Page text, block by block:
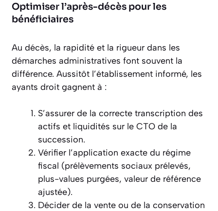
Optimiser l’après-décès pour les
bénéficiaires
Au décès, la rapidité et la rigueur dans les
démarches administratives font souvent la
différence. Aussitôt l’établissement informé, les
ayants droit gagnent à :
S’assurer de la correcte transcription des
actifs et liquidités sur le CTO de la
succession.
Vérifier l’application exacte du régime
fiscal (prélèvements sociaux prélevés,
plus-values purgées, valeur de référence
ajustée).
Décider de la vente ou de la conservation